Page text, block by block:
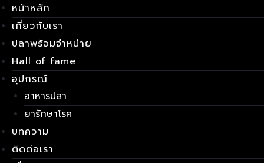
Skip
to
content
หน้าหลัก
เกี่ยวกับเรา
ปลาพร้อมจำหน่าย
Hall of fame
อุปกรณ์
อาหารปลา
ยารักษาโรค
บทความ
ติดต่อเรา
เมนู